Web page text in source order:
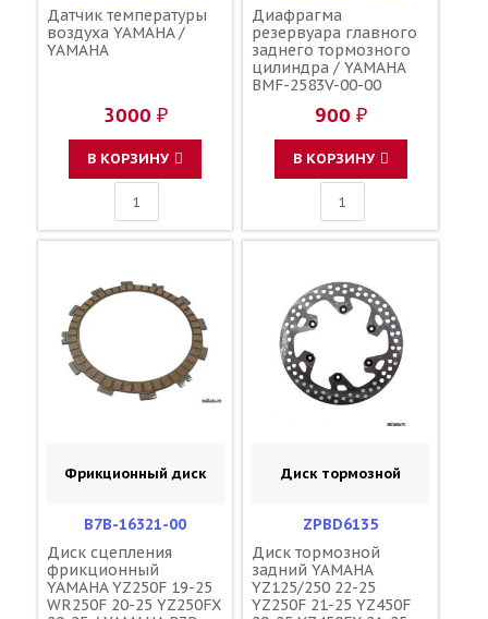
Датчик температуры
воздуха YAMAHA /
YAMAHA
3000 ₽
В КОРЗИНУ
Диафрагма
резервуара главного
заднего тормозного
цилиндра / YAMAHA
BMF-2583V-00-00
900 ₽
В КОРЗИНУ
Фрикционный диск
B7B-16321-00
Диск сцепления
фрикционный
YAMAHA YZ250F 19-25
WR250F 20-25 YZ250FX
Диск тормозной
ZPBD6135
Диск тормозной
задний YAMAHA
YZ125/250 22-25
YZ250F 21-25 YZ450F